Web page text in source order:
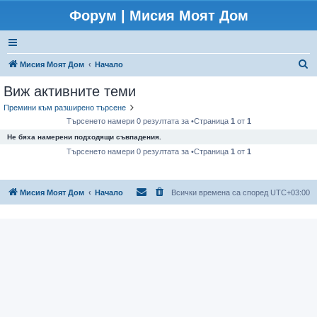
Форум | Мисия Моят Дом
Мисия Моят Дом Начало
Виж активните теми
Премини към разширено търсене
Търсенето намери 0 резултата за •Страница 1 от 1
Не бяха намерени подходящи съвпадения.
Търсенето намери 0 резултата за •Страница 1 от 1
Мисия Моят Дом Начало Всички времена са според UTC+03:00